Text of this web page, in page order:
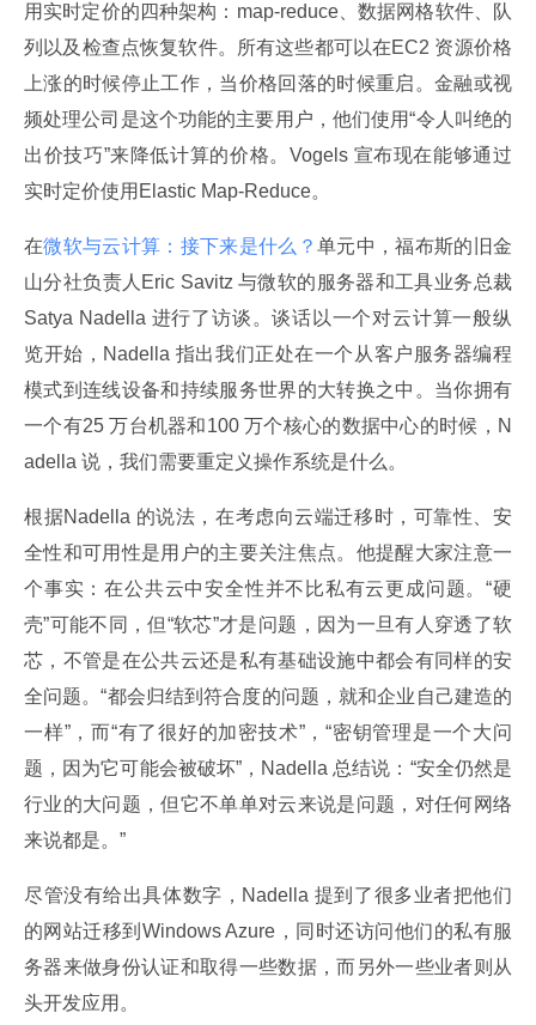
用实时定价的四种架构：map-reduce、数据网格软件、队
列以及检查点恢复软件。所有这些都可以在EC2 资源价格
上涨的时候停止工作，当价格回落的时候重启。金融或视
频处理公司是这个功能的主要用户，他们使用“令人叫绝的
出价技巧”来降低计算的价格。Vogels 宣布现在能够通过
实时定价使用Elastic Map-Reduce。
在微软与云计算：接下来是什么？单元中，福布斯的旧金
山分社负责人Eric Savitz 与微软的服务器和工具业务总裁
Satya Nadella 进行了访谈。谈话以一个对云计算一般纵
览开始，Nadella 指出我们正处在一个从客户服务器编程
模式到连线设备和持续服务世界的大转换之中。当你拥有
一个有25 万台机器和100 万个核心的数据中心的时候，N
adella 说，我们需要重定义操作系统是什么。
根据Nadella 的说法，在考虑向云端迁移时，可靠性、安
全性和可用性是用户的主要关注焦点。他提醒大家注意一
个事实：在公共云中安全性并不比私有云更成问题。“硬
壳”可能不同，但“软芯”才是问题，因为一旦有人穿透了软
芯，不管是在公共云还是私有基础设施中都会有同样的安
全问题。“都会归结到符合度的问题，就和企业自己建造的
一样”，而“有了很好的加密技术”，“密钥管理是一个大问
题，因为它可能会被破坏”，Nadella 总结说：“安全仍然是
行业的大问题，但它不单单对云来说是问题，对任何网络
来说都是。”
尽管没有给出具体数字，Nadella 提到了很多业者把他们
的网站迁移到Windows Azure，同时还访问他们的私有服
务器来做身份认证和取得一些数据，而另外一些业者则从
头开发应用。